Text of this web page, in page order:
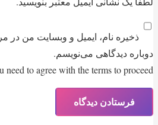
ذخیره نام، ایمیل و وبسایت من در
دوباره دیدگاهی می‌نویسم.
need to agree with the terms to proceed
فرستادن دیدگاه